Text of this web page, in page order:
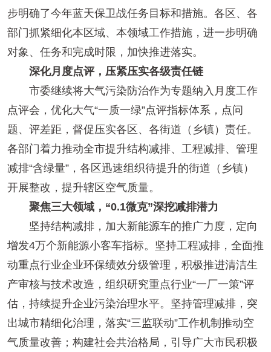
步明确了今年蓝天保卫战任务目标和措施。各区、各
部门抓紧细化本区域、本领域工作措施，进一步明确
对象、任务和完成时限，加快推进落实。
深化月度点评，压紧压实各级责任链
市委继续将大气污染防治作为专题纳入月度工作
点评会，优化大气“一质一绿”点评指标体系，点问
题、评差距，督促压实各区、各街道（乡镇）责任。
各部门着力推动全市提升结构减排、工程减排、管理
减排“含绿量”，各区迅速组织待提升的街道（乡镇）
开展整改，提升辖区空气质量。
聚焦三大领域，“0.1微克”深挖减排潜力
坚持结构减排，加大新能源车的推广力度，定向
增发4万个新能源小客车指标。坚持工程减排，全面推
动重点行业企业环保绩效分级管理，积极推进清洁生
产审核与技术改造，组织研究重点行业“一厂一策”评
估，持续提升企业污染治理水平。坚持管理减排，突
出城市精细化治理，落实“三监联动”工作机制推动空
气质量改善；构建社会共治格局，引导广大市民积极